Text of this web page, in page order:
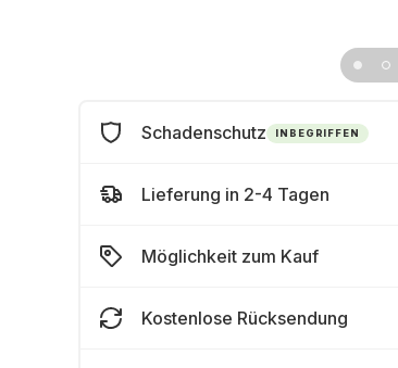
Schadenschutz INBEGRIFFEN
Lieferung in 2-4 Tagen
Möglichkeit zum Kauf
Kostenlose Rücksendung